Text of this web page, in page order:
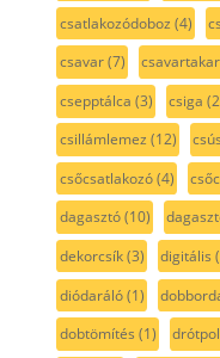
csatlakozódoboz (4)
csavar(7)
csepptálca (3) csiga
csillámlemez (12)
csőcsatlakozó(4)
dagasztó(10)
dekorcsík(3) digitális
diódaráló(1)
dobtömítés (1)